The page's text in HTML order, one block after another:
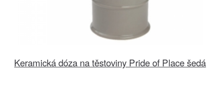
Keramická dóza na těstoviny Pride of Place šedá